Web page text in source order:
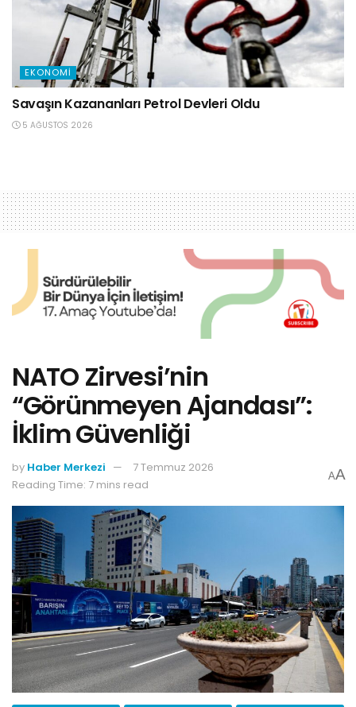
EKONOMI
Savaşın Kazananları Petrol Devleri Oldu
5 AĞUSTOS 2026
NATO Zirvesi’nin
“Görünmeyen Ajandası”:
İklim Güvenliği
by Haber Merkezi
7 Temmuz 2026
Reading Time: 7 mins read
AA